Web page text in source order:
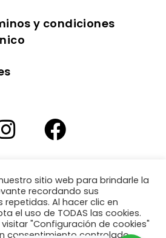
y condiciones
sitio web para brindarle la
recordando sus
repetidas. Al hacer clic en
el uso de TODAS las cookies.
"Configuración de cookies"
consentimiento controlado.